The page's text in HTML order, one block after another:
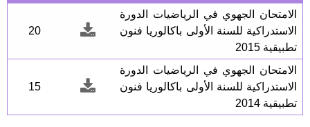
الامتحان الجهوي في الرياضيات الدورة
الاستدراكية للسنة الأولى باكالوريا فنون
تطبيقية 2015
20
الامتحان الجهوي في الرياضيات الدورة
الاستدراكية للسنة الأولى باكالوريا فنون
تطبيقية 2014
15